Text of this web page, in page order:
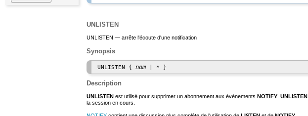
UNLISTEN
UNLISTEN — arrête l'écoute d'une notification
Synopsis
UNLISTEN { nom
Description
UNLISTEN est utilisé pour supprimer un abonnement aux événements NOTIFY UNLISTEN
la session en cours.